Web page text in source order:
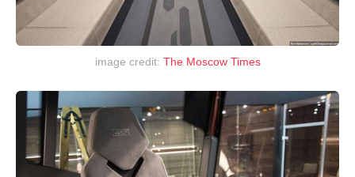
image credit: The Moscow Times